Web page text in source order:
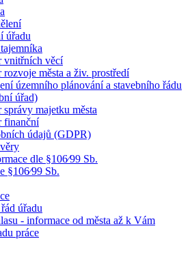
úřadu
vnitřních věcí
rozvoje města a živ. prostředí
územního plánování a stavebního řádu
úřad)
správy majetku města
finanční
údajů (GDPR)
dle §106⁄99 Sb.
§106⁄99 Sb.
úřadu
- informace od města až k Vám
práce